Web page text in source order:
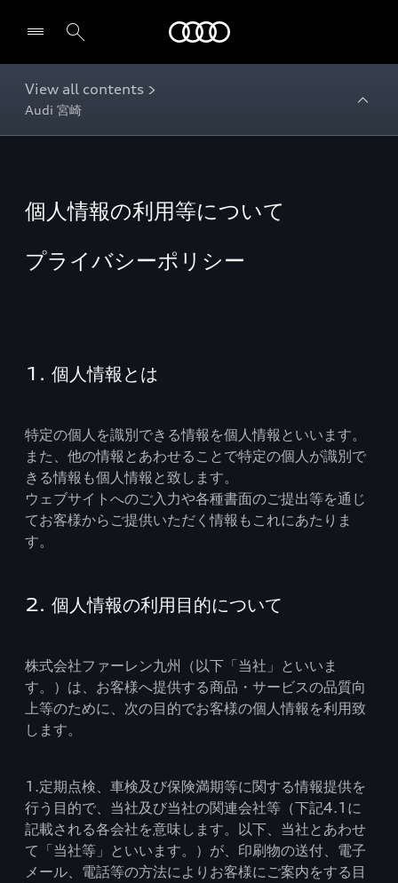
View all contents >
Audi 宮崎
個人情報の利用等について
プライバシーポリシー
1. 個人情報とは
特定の個人を識別できる情報を個人情報といいます。
また、他の情報とあわせることで特定の個人が識別で
きる情報も個人情報と致します。
ウェブサイトへのご入力や各種書面のご提出等を通じ
てお客様からご提供いただく情報もこれにあたりま
す。
2. 個人情報の利用目的について
株式会社ファーレン九州（以下「当社」といいま
す。）は、お客様へ提供する商品・サービスの品質向
上等のために、次の目的でお客様の個人情報を利用致
します。
1.定期点検、車検及び保険満期等に関する情報提供を
行う目的で、当社及び当社の関連会社等（下記4.1に
記載される各会社を意味します。以下、当社とあわせ
て「当社等」といいます。）が、印刷物の送付、電子
メール、電話等の方法によりお客様にご案内をする目